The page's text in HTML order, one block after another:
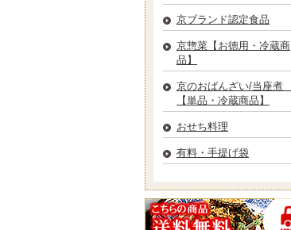
京ブランド認定食品
京惣菜【お徳用・冷蔵商
品】
京のおばんざい/当座煮
【単品・冷蔵商品】
おせち料理
有料・手提げ袋